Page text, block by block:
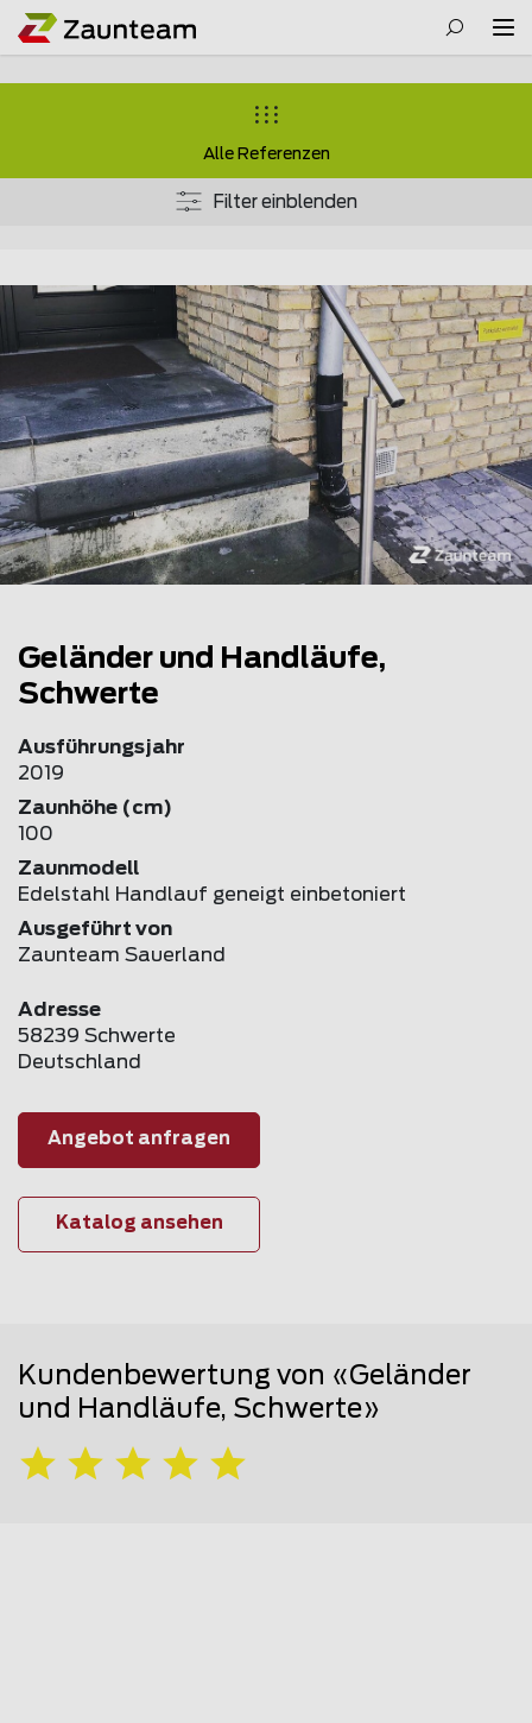
Alle Referenzen
Filter einblenden
Geländer und Handläufe,
Schwerte
Ausführungsjahr
2019
Zaunhöhe (cm)
100
Zaunmodell
Edelstahl Handlauf geneigt einbetoniert
Ausgeführt von
Zaunteam Sauerland
Adresse
58239 Schwerte
Deutschland
Angebot anfragen
Katalog ansehen
Kundenbewertung von «Geländer
und Handläufe, Schwerte»